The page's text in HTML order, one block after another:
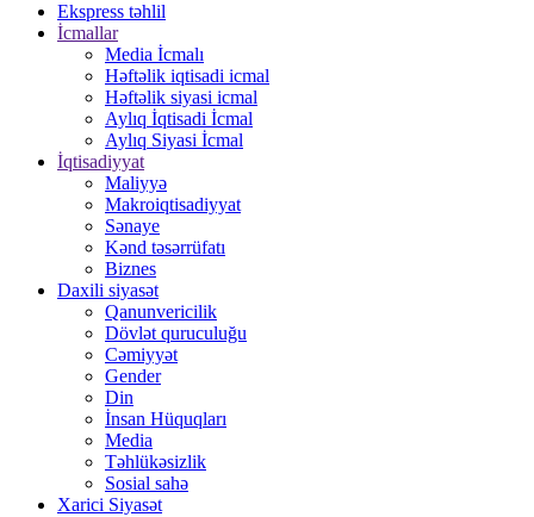
Ekspress təhlil
İcmallar
Media İcmalı
Həftəlik iqtisadi icmal
Həftəlik siyasi icmal
Aylıq İqtisadi İcmal
Aylıq Siyasi İcmal
İqtisadiyyat
Maliyyə
Makroiqtisadiyyat
Sənaye
Kənd təsərrüfatı
Biznes
Daxili siyasət
Qanunvericilik
Dövlət quruculuğu
Cəmiyyət
Gender
Din
İnsan Hüquqları
Media
Təhlükəsizlik
Sosial sahə
Xarici Siyasət